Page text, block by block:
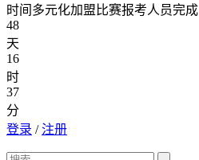
时间多元化加盟比赛报考人员完成
48
天
16
时
37
分
登录 /注册